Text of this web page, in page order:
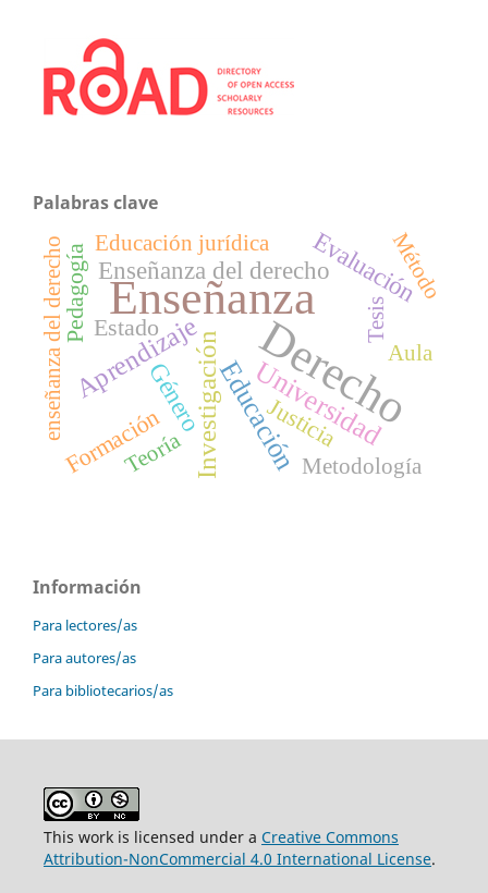
Palabras clave
Enseñanza
Derecho
Educación
Universidad
Investigación
Aprendizaje
Género
Enseñanza del derechoEvaluación
Formación
Estado
Pedagogía
Justicia
Metodología
Tesis
Educación jurídica
enseñanza del derecho
Teoría
Aula
Método
Información
Para lectores/as
Para autores/as
Para bibliotecarios/as
This work is licensed under a Creative Commons
Attribution-NonCommercial 4.0 International License.